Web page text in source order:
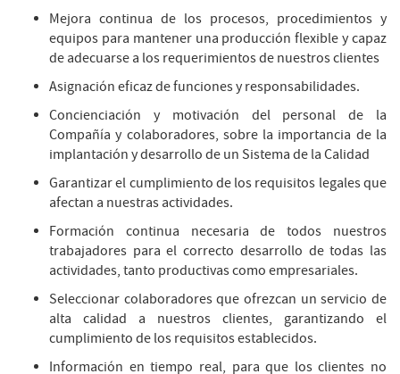
Mejora continua de los procesos, procedimientos y
equipos para mantener una producción flexible y capaz
de adecuarse a los requerimientos de nuestros clientes
Asignación eficaz de funciones y responsabilidades.
Concienciación y motivación del personal de la
Compañía y colaboradores, sobre la importancia de la
implantación y desarrollo de un Sistema de la Calidad
Garantizar el cumplimiento de los requisitos legales que
afectan a nuestras actividades.
Formación continua necesaria de todos nuestros
trabajadores para el correcto desarrollo de todas las
actividades, tanto productivas como empresariales.
Seleccionar colaboradores que ofrezcan un servicio de
alta calidad a nuestros clientes, garantizando el
cumplimiento de los requisitos establecidos.
Información en tiempo real, para que los clientes no